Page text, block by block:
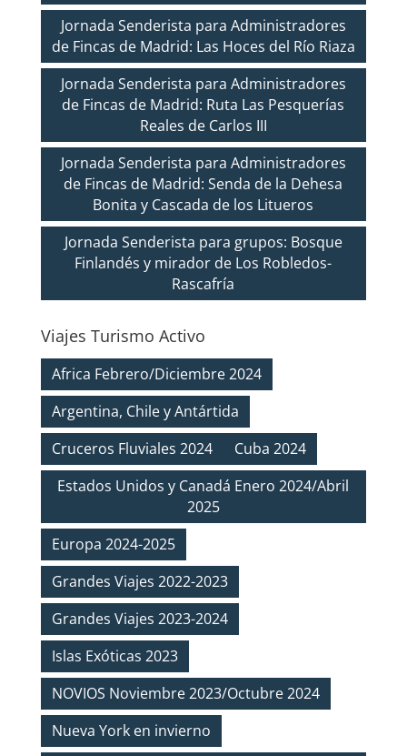
Jornada Senderista para Administradores
de Fincas de Madrid: Las Hoces del Río Riaza
Jornada Senderista para Administradores
de Fincas de Madrid: Ruta Las Pesquerías
Reales de Carlos III
Jornada Senderista para Administradores
de Fincas de Madrid: Senda de la Dehesa
Bonita y Cascada de los Litueros
Jornada Senderista para grupos: Bosque
Finlandés y mirador de Los Robledos-
Rascafría
Viajes Turismo Activo
Africa Febrero/Diciembre 2024
Argentina, Chile y Antártida
Cruceros Fluviales 2024
Cuba 2024
Estados Unidos y Canadá Enero 2024/Abril
2025
Europa 2024-2025
Grandes Viajes 2022-2023
Grandes Viajes 2023-2024
Islas Exóticas 2023
NOVIOS Noviembre 2023/Octubre 2024
Nueva York en invierno